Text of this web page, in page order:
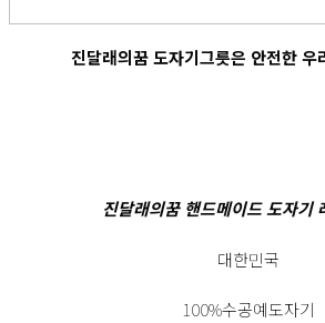
진달래의꿈 도자기그릇은 안전한 우
진달래의꿈 핸드메이드 도자기
대한민국
100%수공예도자기